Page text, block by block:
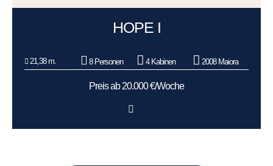
HOPE I
21,38 m. 8 Personen 4 Kabinen 2008 Maiora
Preis ab 20.000 €/Woche